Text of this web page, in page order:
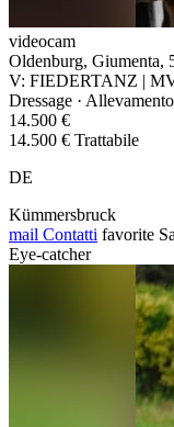
videocam
Oldenburg, Giumenta,
V: FIEDERTANZ |
Dressage ·
14.500 €
14.500 € Trattabile
DE
Kümmersbruck
mail Contatti favorite
Eye-catcher